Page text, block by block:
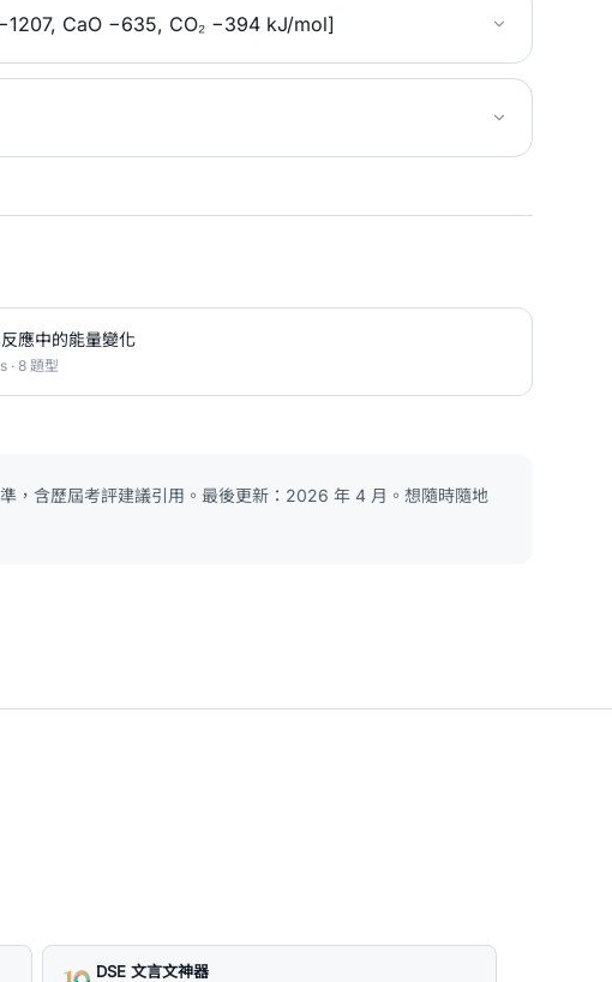
CaO −635, CO₂ −394 kJ/mol]
應中的能量變化
· 8 題型
，含歷屆考評建議引用。最後更新：2026 年 4 月。想隨時隨地
DSE 文言文神器